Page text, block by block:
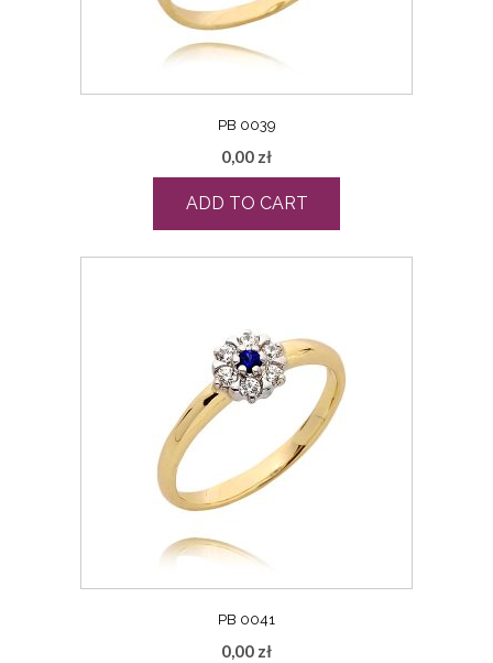
PB 0039
0,00 zł
ADD TO CART
PB 0041
0,00 zł